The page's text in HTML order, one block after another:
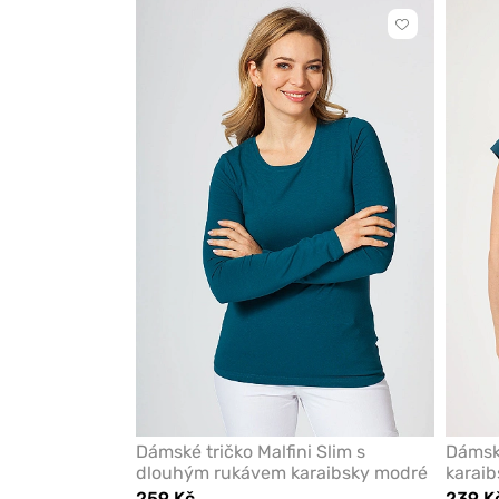
Kliknutím
Dámské tričko Malfini Slim s
dlouhým rukávem karaibsky modré